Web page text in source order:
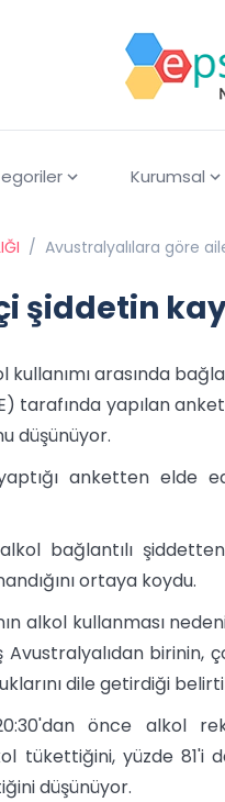
Kurumsal
/ Avustralyalılara göre
şiddetin
arasında
tarafında yapılan
düşünüyor.
yaptığı anketten
bağlantılı
ortaya koydu.
alkol kullanması
birinin,
dile getirdiği
önce alkol
tükettiğini, yüzde 81'i
düşünüyor.